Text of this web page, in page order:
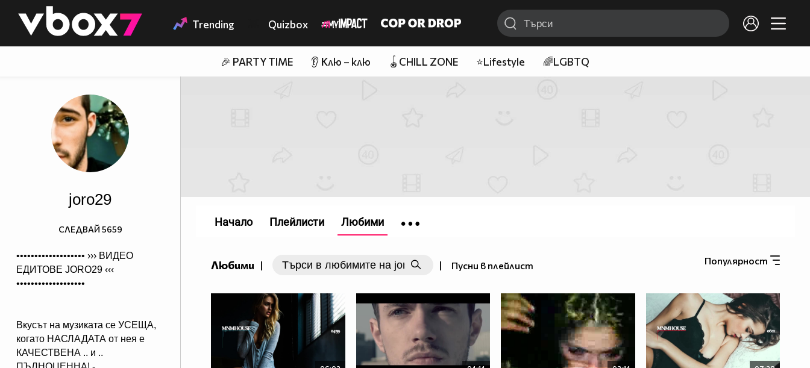
👾 Trending Quizbox
🎉 PARTY TIME 👂 Клю – клю 🪀CHILL ZONE ⭐Lifestyle 🌈LGBTQ
joro29
••••••••••••••••••• ››› ВИДЕО
ЕДИТОВЕ JORO29 ‹‹‹
•••••••••••••••••••
Вкусът на музиката се УСЕЩА,
когато НАСЛАДАТА от нея е
КАЧЕСТВЕНА .. и ..
СЛЕДВАЙ 5659
Любими | | Пусни в плейлист Популярност
Начало Плейлисти Любими